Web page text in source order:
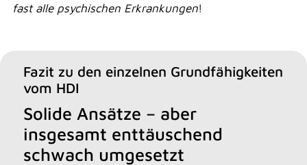
fast alle psychischen Erkrankungen!
Fazit zu den einzelnen Grundfähigkeiten
vom HDI
Solide Ansätze – aber
insgesamt enttäuschend
schwach umgesetzt